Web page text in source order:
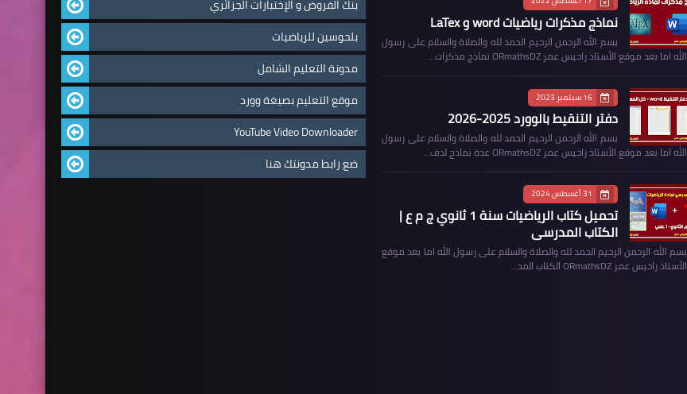
نماذج مذكرات رياضيات word و LaTex
بسم الله الرحمن الرحيم الحمد لله والصلاة والسلام على رسول
الله اما بعد موقع الأستاذ راحيس عمر ORmathsDZ نماذج مذكرات…
16 سبتمبر 2023
دفتر التنقيط بالوورد 2025-2026
بسم الله الرحمن الرحيم الحمد لله والصلاة والسلام على رسول
الله اما بعد موقع الأستاذ راحيس عمر ORmathsDZ عدة نماذج لدف…
31 أغسطس 2024
تحميل كتاب الرياضيات سنة 1 ثانوي ج م ع |
الكتاب المدرسي
بسم الله الرحمن الرحيم الحمد لله والصلاة والسلام على رسول الله اما بعد موقع
الأستاذ راحيس عمر ORmathsDZ الكتاب المد…
بنك الفروض و الإختبارات الجزائري
بلحوسين للرياضيات
مدونة التعليم الشامل
موقع التعليم بصيغة وورد
YouTube Video Downloader
ضع رابط مدونتك هنا